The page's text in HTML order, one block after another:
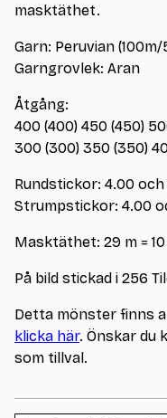
masktäthet.
Garn: Peruvian (100m/
Garngrovlek: Aran
Åtgång:
400 (400) 450 (450)
300 (300) 350 (350)
Rundstickor: 4.00 och
Strumpstickor: 4.00
Masktäthet: 29 m =
På bild stickad i 256
Detta mönster finns
klicka här. Önskar du
som tillval.